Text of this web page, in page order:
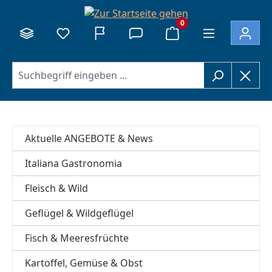
0
Aktuelle ANGEBOTE & News
Italiana Gastronomia
Fleisch & Wild
Geflügel & Wildgeflügel
Fisch & Meeresfrüchte
Kartoffel, Gemüse & Obst